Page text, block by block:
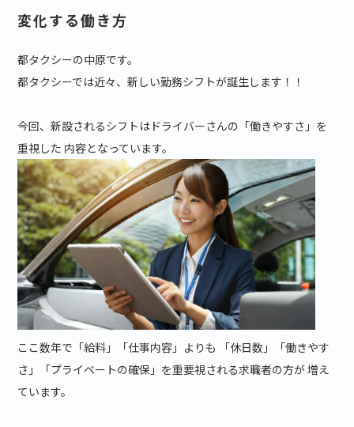
変化する働き方
都タクシーの中原です。
都タクシーでは近々、新しい勤務シフトが誕生します！！
今回、新設されるシフトはドライバーさんの「働きやすさ」を
重視した 内容となっています。
ここ数年で「給料」「仕事内容」よりも 「休日数」「働きやす
さ」「プライベートの確保」を重要視される求職者の方が 増え
ています。